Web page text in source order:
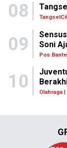
08
09
Soni
Pos
10
Olahraga|